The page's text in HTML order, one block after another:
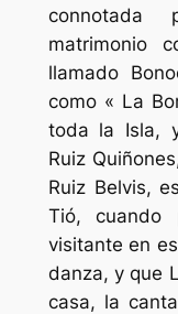
connotada
matrimonio
llamado
como « La
toda la Isla,
Ruiz
Ruiz Belvis,
Tió, cuando
visitante en
danza, y que
casa, la